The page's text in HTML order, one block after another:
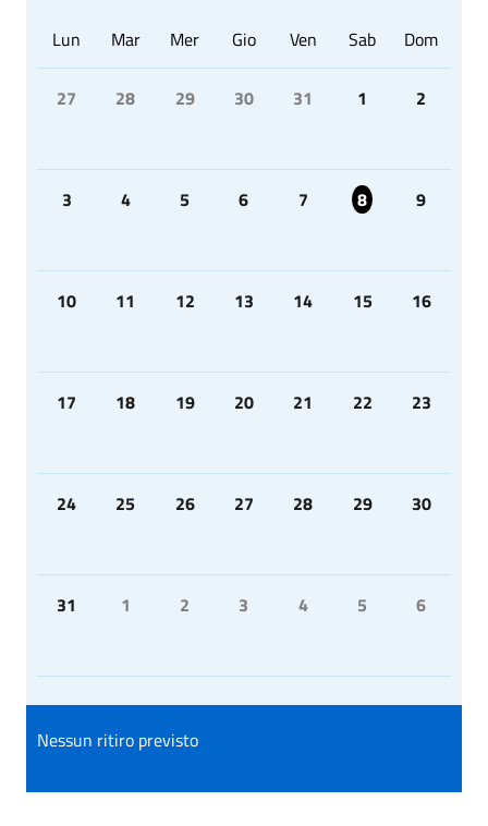
Lun Mar Mer Gio Ven Sab Dom
27 28 29 30 31 1 2
3 4 5 6 7 8 9
10 11 12 13 14 15 16
17 18 19 20 21 22 23
24 25 26 27 28 29 30
31 1 2 3 4 5 6
Nessun ritiro previsto